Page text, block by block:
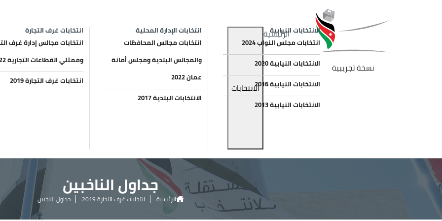
نسخة تجريبية
Main navigation
الرئيسية
الانتخابات
الانتخابات النيابية
انتخابات مجلس النواب 2024
الانتخابات النيابية 2020
الانتخابات النيابية 2016
الانتخابات النيابية 2013
انتخابات الإدارة المحلية
انتخابات مجالس المحافظات
والمجالس البلدية ومجلس أمانة
عمان 2022
الانتخابات البلدية 2017
انتخابات غرف التجارة
انتخابات مجالس إدارة غرف
وممثلي القطاعات التجارية 2022
انتخابات غرف التجارة 2019
جداول الناخبين
الرئيسية انتخابات غرف التجارة 2019 جداول الناخبين